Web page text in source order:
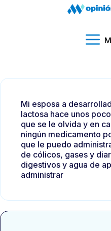
Mi esposa a
lactosa hace unos
que se le olvida y en
ningún medicamento
que le puedo
de cólicos, gases y
digestivos y agua de
administrar